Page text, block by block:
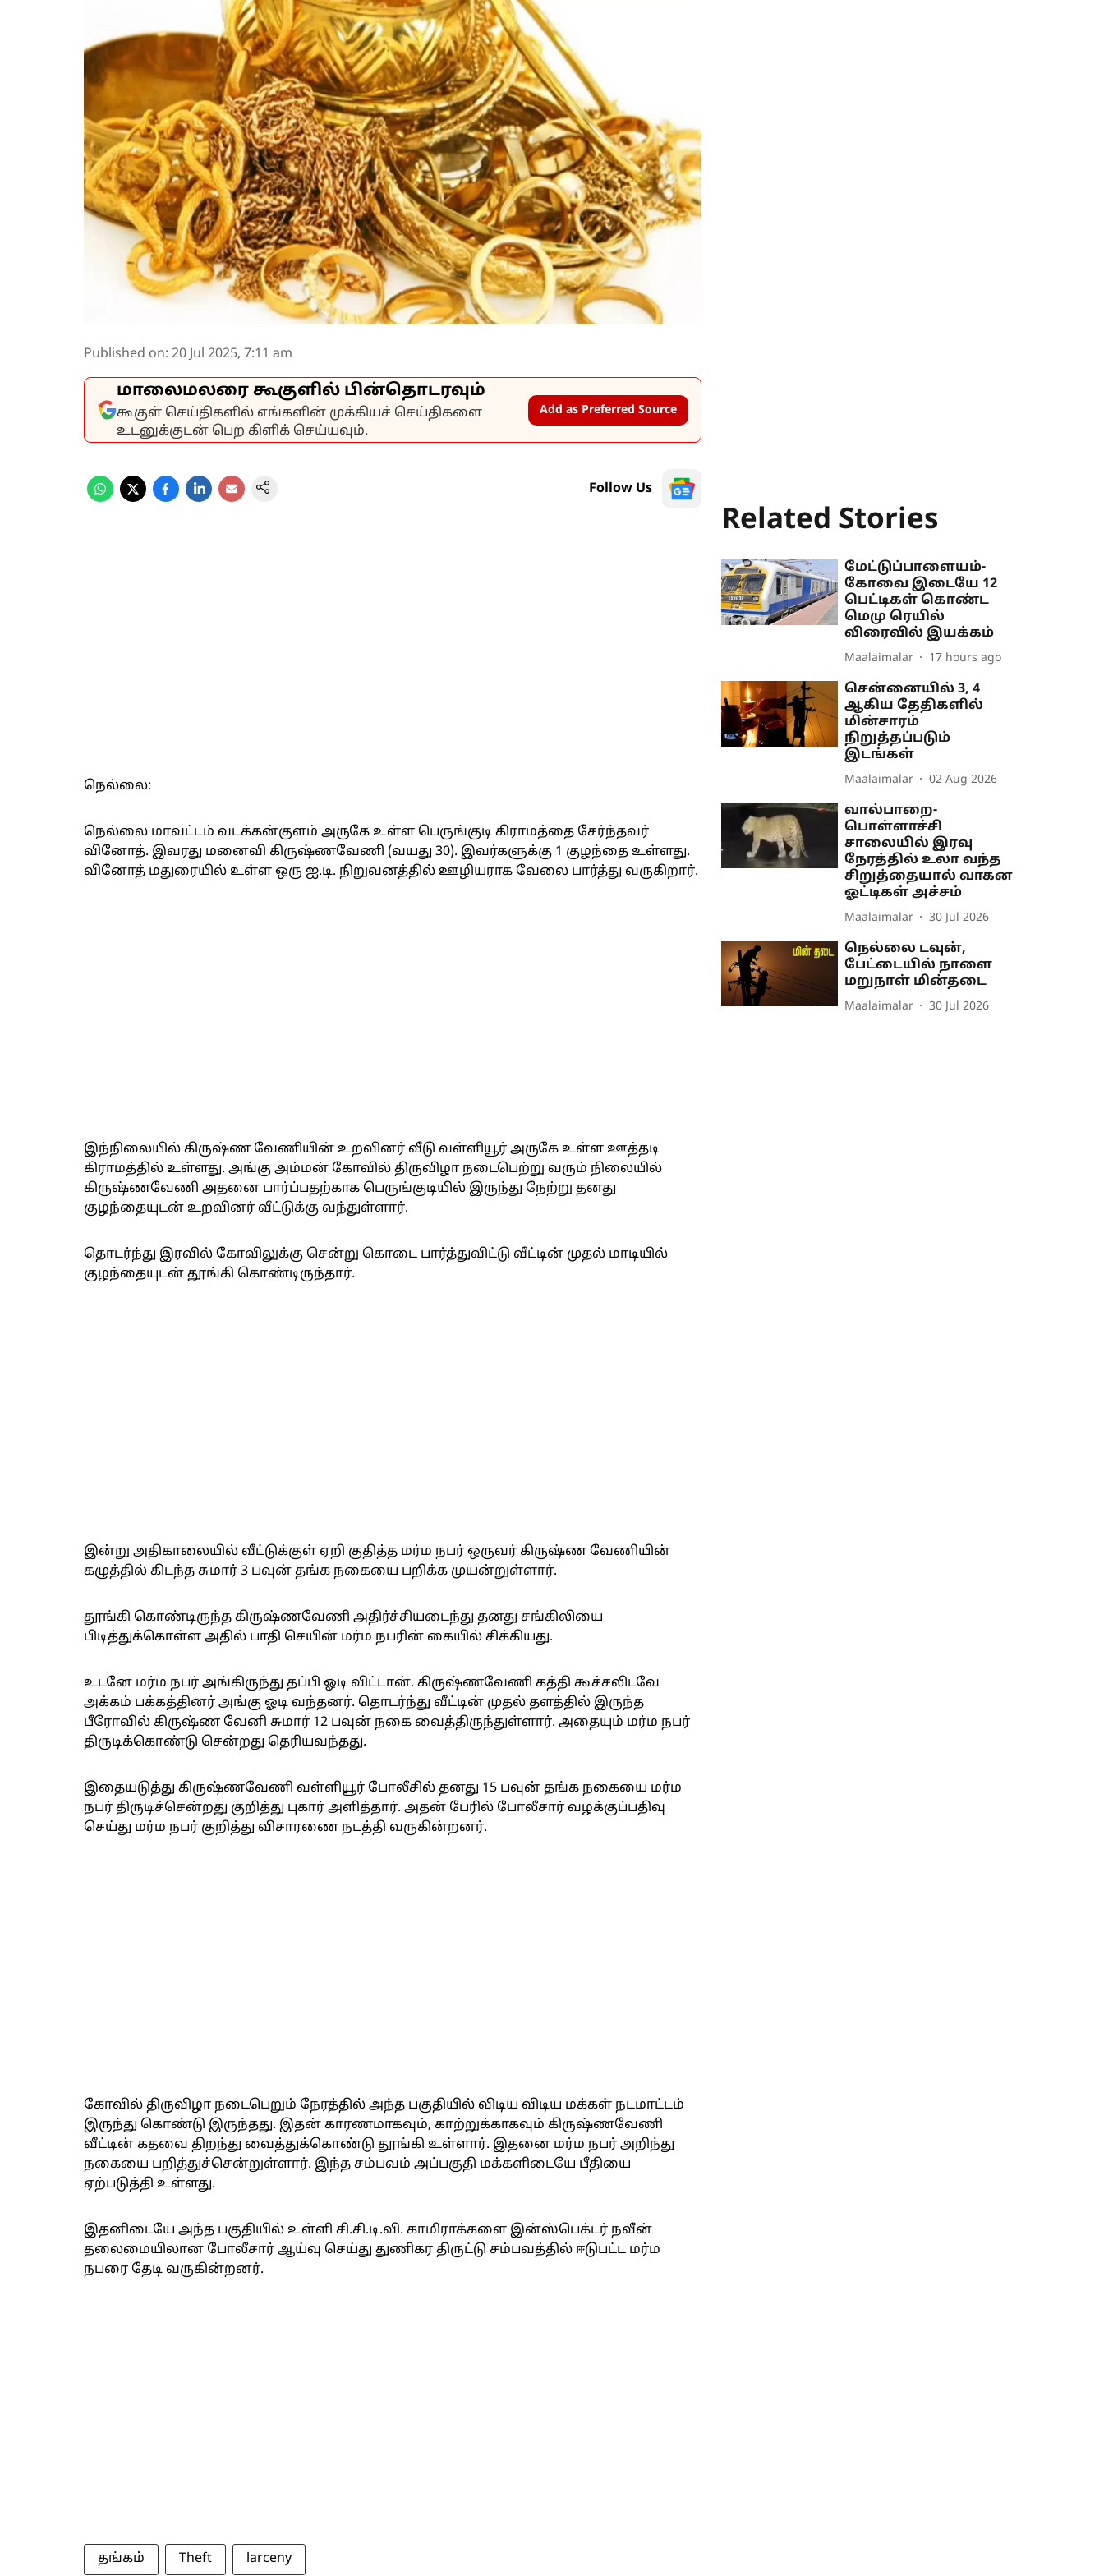
Published on: 20 Jul 2025, 7:11 am
மாலைமலரை கூகுளில் பின்தொடரவும்
கூகுள் செய்திகளில் எங்களின் முக்கியச் செய்திகளை
உடனுக்குடன் பெற கிளிக் செய்யவும்.
Add as Preferred Source
Follow Us
நெல்லை:
நெல்லை மாவட்டம் வடக்கன்குளம் அருகே உள்ள பெருங்குடி கிராமத்தை சேர்ந்தவர்
வினோத். இவரது மனைவி கிருஷ்ணவேணி (வயது 30). இவர்களுக்கு 1 குழந்தை உள்ளது.
வினோத் மதுரையில் உள்ள ஒரு ஐ.டி. நிறுவனத்தில் ஊழியராக வேலை பார்த்து வருகிறார்.
இந்நிலையில் கிருஷ்ண வேணியின் உறவினர் வீடு வள்ளியூர் அருகே உள்ள ஊத்தடி
கிராமத்தில் உள்ளது. அங்கு அம்மன் கோவில் திருவிழா நடைபெற்று வரும் நிலையில்
கிருஷ்ணவேணி அதனை பார்ப்பதற்காக பெருங்குடியில் இருந்து நேற்று தனது
குழந்தையுடன் உறவினர் வீட்டுக்கு வந்துள்ளார்.
தொடர்ந்து இரவில் கோவிலுக்கு சென்று கொடை பார்த்துவிட்டு வீட்டின் முதல் மாடியில்
குழந்தையுடன் தூங்கி கொண்டிருந்தார்.
இன்று அதிகாலையில் வீட்டுக்குள் ஏறி குதித்த மர்ம நபர் ஒருவர் கிருஷ்ண வேணியின்
கழுத்தில் கிடந்த சுமார் 3 பவுன் தங்க நகையை பறிக்க முயன்றுள்ளார்.
தூங்கி கொண்டிருந்த கிருஷ்ணவேணி அதிர்ச்சியடைந்து தனது சங்கிலியை
பிடித்துக்கொள்ள அதில் பாதி செயின் மர்ம நபரின் கையில் சிக்கியது.
உடனே மர்ம நபர் அங்கிருந்து தப்பி ஓடி விட்டான். கிருஷ்ணவேணி கத்தி கூச்சலிடவே
அக்கம் பக்கத்தினர் அங்கு ஓடி வந்தனர். தொடர்ந்து வீட்டின் முதல் தளத்தில் இருந்த
பீரோவில் கிருஷ்ண வேனி சுமார் 12 பவுன் நகை வைத்திருந்துள்ளார். அதையும் மர்ம நபர்
திருடிக்கொண்டு சென்றது தெரியவந்தது.
இதையடுத்து கிருஷ்ணவேணி வள்ளியூர் போலீசில் தனது 15 பவுன் தங்க நகையை மர்ம
நபர் திருடிச்சென்றது குறித்து புகார் அளித்தார். அதன் பேரில் போலீசார் வழக்குப்பதிவு
செய்து மர்ம நபர் குறித்து விசாரணை நடத்தி வருகின்றனர்.
கோவில் திருவிழா நடைபெறும் நேரத்தில் அந்த பகுதியில் விடிய விடிய மக்கள் நடமாட்டம்
இருந்து கொண்டு இருந்தது. இதன் காரணமாகவும், காற்றுக்காகவும் கிருஷ்ணவேணி
வீட்டின் கதவை திறந்து வைத்துக்கொண்டு தூங்கி உள்ளார். இதனை மர்ம நபர் அறிந்து
நகையை பறித்துச்சென்றுள்ளார். இந்த சம்பவம் அப்பகுதி மக்களிடையே பீதியை
ஏற்படுத்தி உள்ளது.
இதனிடையே அந்த பகுதியில் உள்ளி சி.சி.டி.வி. காமிராக்களை இன்ஸ்பெக்டர் நவீன்
தலைமையிலான போலீசார் ஆய்வு செய்து துணிகர திருட்டு சம்பவத்தில் ஈடுபட்ட மர்ம
நபரை தேடி வருகின்றனர்.
தங்கம் Theft larceny
Related Stories
மேட்டுப்பாளையம்-
கோவை இடையே 12
பெட்டிகள் கொண்ட
மெமு ரெயில்
விரைவில் இயக்கம்
Maalaimalar 17 hours ago
சென்னையில் 3, 4
ஆகிய தேதிகளில்
மின்சாரம்
நிறுத்தப்படும்
இடங்கள்
Maalaimalar 02 Aug 2026
வால்பாறை-
பொள்ளாச்சி
சாலையில் இரவு
நேரத்தில் உலா வந்த
சிறுத்தையால் வாகன
ஓட்டிகள் அச்சம்
Maalaimalar 30 Jul 2026
நெல்லை டவுன்,
பேட்டையில் நாளை
மறுநாள் மின்தடை
Maalaimalar 30 Jul 2026